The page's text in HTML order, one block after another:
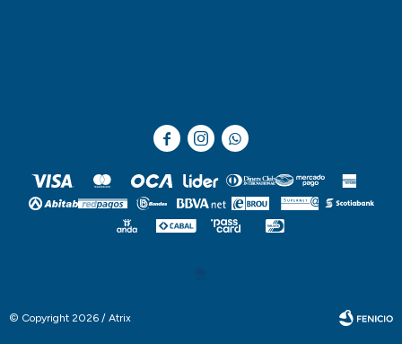
  
© Copyright 2026 / Atrix